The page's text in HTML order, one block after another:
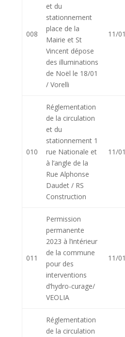
008
et du
stationnement
place de la
Mairie et St
Vincent dépose
des illuminations
de Noël le 18/01
/ Vorelli
11/01
010
Réglementation
de la circulation
et du
stationnement 1
rue Nationale et
à l’angle de la
Rue Alphonse
Daudet / RS
Construction
11/01
011
Permission
permanente
2023 à l’intérieur
de la commune
pour des
interventions
d’hydro-curage/
VEOLIA
11/01
Réglementation
de la circulation